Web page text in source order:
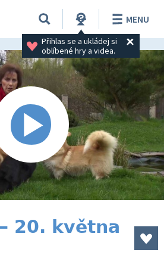
Přihlas se a ukládej si
oblíbené hry a videa.
MENU
20. května